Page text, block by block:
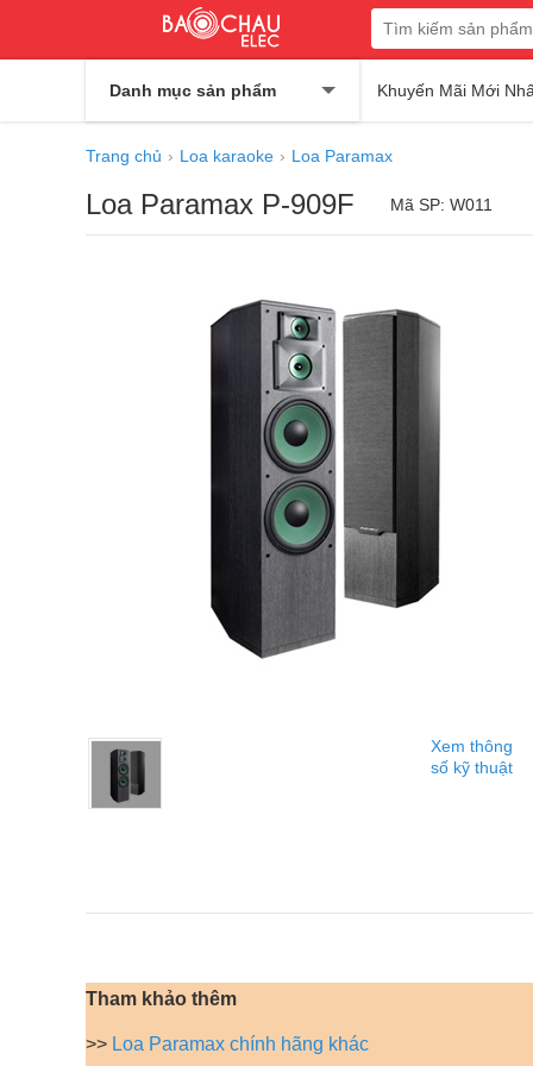
Danh mục sản phẩm Khuyến Mãi Mới
Trang chủ Loa karaoke Loa Paramax
Loa Paramax P-909F Mã SP: W011
Xem thông
số kỹ thuật
Tham khảo thêm
>> Loa Paramax chính hãng khác